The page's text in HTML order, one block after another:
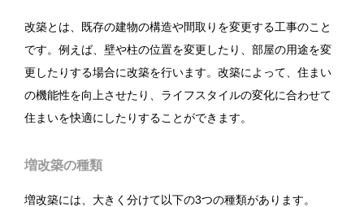
改築とは、既存の建物の構造や間取りを変更する工事のこと
です。例えば、壁や柱の位置を変更したり、部屋の用途を変
更したりする場合に改築を行います。改築によって、住まい
の機能性を向上させたり、ライフスタイルの変化に合わせて
住まいを快適にしたりすることができます。
増改築の種類
増改築には、大きく分けて以下の3つの種類があります。